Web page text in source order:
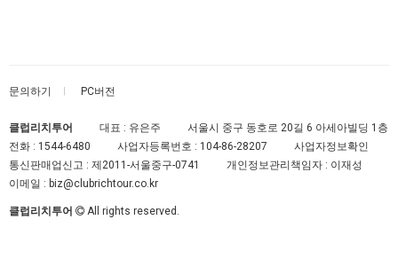
문의하기 PC버전
클럽리치투어 대표 : 유은주
서울시 중구 동호로 20길 6 아세아빌딩 1층
전화 : 1544-6480 사업자등록번호 : 104-86-28207
사업자정보확인
통신판매업신고 : 제2011-서울중구-0741
개인정보관리책임자 : 이재성
이메일 : biz@clubrichtour.co.kr
클럽리치투어 All rights reserved.